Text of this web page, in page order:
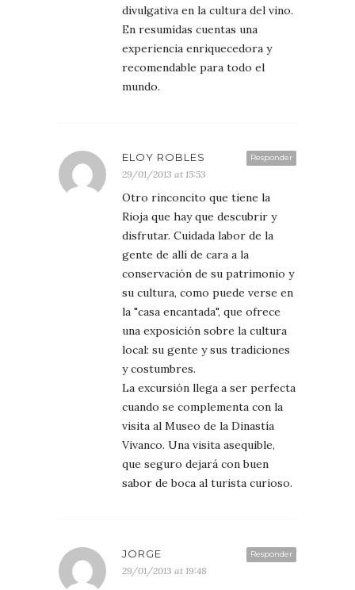
divulgativa en la cultura del vino.
En resumidas cuentas una
experiencia enriquecedora y
recomendable para todo el
mundo.
Responder
ELOY ROBLES
29/01/2013 at 15:53
Otro rinconcito que tiene la
Rioja que hay que descubrir y
disfrutar. Cuidada labor de la
gente de allí de cara a la
conservación de su patrimonio y
su cultura, como puede verse en
la "casa encantada", que ofrece
una exposición sobre la cultura
local: su gente y sus tradiciones
y costumbres.
La excursión llega a ser perfecta
cuando se complementa con la
visita al Museo de la Dinastía
Vivanco. Una visita asequible,
que seguro dejará con buen
sabor de boca al turista curioso.
Responder
JORGE
29/01/2013 at 19:48